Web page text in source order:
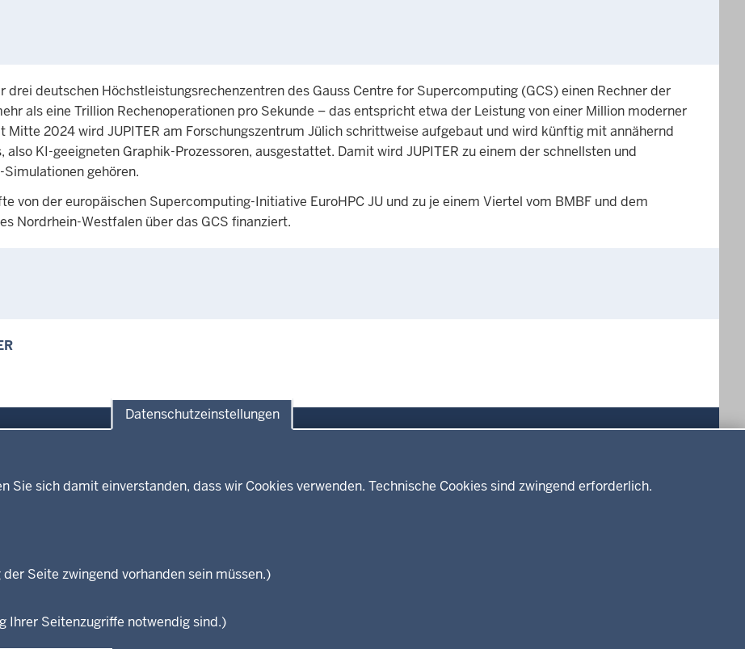
Datenschutzeinstellungen
sich damit einverstanden, dass wir Cookies verwenden. Technische Cookies sind zwingend erforderlich.
Seite zwingend vorhanden sein müssen.)
Ihrer Seitenzugriffe notwendig sind.)
drei deutschen Höchstleistungsrechenzentren des Gauss Centre for Supercomputing (GCS) einen Rechner der
als eine Trillion Rechenoperationen pro Sekunde – das entspricht etwa der Leistung von einer Million moderner
Mitte 2024 wird JUPITER am Forschungszentrum Jülich schrittweise aufgebaut und wird künftig mit annähernd
KI-geeigneten Graphik-Prozessoren, ausgestattet. Damit wird JUPITER zu einem der schnellsten und
gehören.
von der europäischen Supercomputing-Initiative EuroHPC JU und zu je einem Viertel vom BMBF und dem
Nordrhein-Westfalen über das GCS finanziert.
Weiterbildung